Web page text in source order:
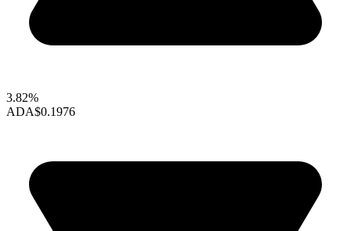
3.82%
ADA$0.1976